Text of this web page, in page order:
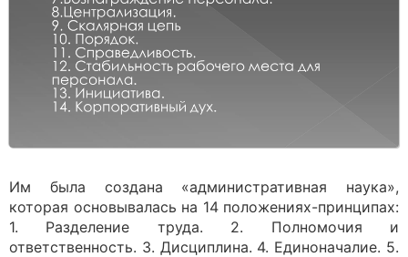
Им была создана «административная наука»,
которая основывалась на 14 положениях-принципах:
1. Разделение труда. 2. Полномочия и
ответственность. 3. Дисциплина. 4. Единоначалие. 5.